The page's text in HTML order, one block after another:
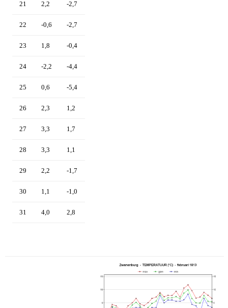
21 2,2 -2,7
22 -0,6 -2,7
23 1,8 -0,4
24 -2,2 -4,4
25 0,6 -5,4
26 2,3 1,2
27 3,3 1,7
28 3,3 1,1
29 2,2 -1,7
30 1,1 -1,0
31 4,0 2,8